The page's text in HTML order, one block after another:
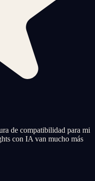
de compatibilidad para mi
con IA van mucho más